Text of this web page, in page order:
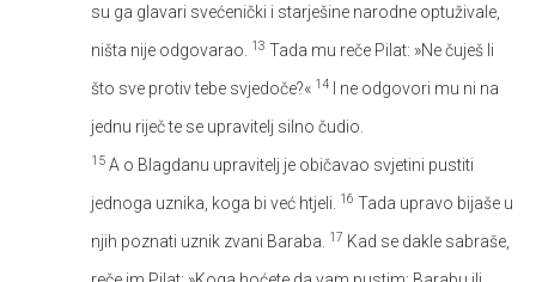
su ga glavari svećenički i starješine narodne optuživale,
ništa nije odgovarao.
13 Tada mu reče Pilat: »Ne čuješ li
što sve protiv tebe svjedoče?« 14
I ne odgovori mu ni na
jednu riječ te se upravitelj silno čudio.
15 A o Blagdanu upravitelj je običavao svjetini pustiti
jednoga uznika, koga bi već htjeli.
16 Tada upravo bijaše u
njih poznati uznik zvani Baraba.
17 Kad se dakle sabraše,